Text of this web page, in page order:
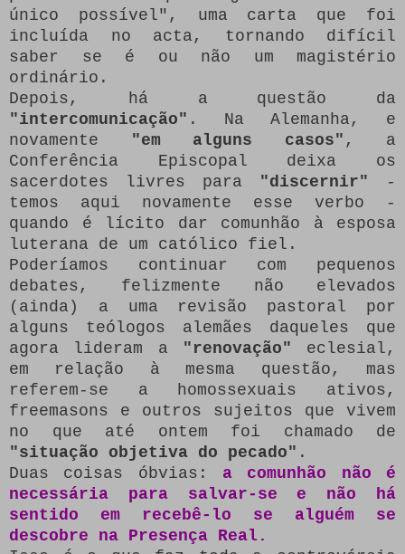
único possível", uma carta que foi
incluída no acta, tornando difícil
saber se é ou não um magistério
ordinário.
Depois, há a questão da
"intercomunicação" .
Na Alemanha, e
novamente
"em alguns casos" , a
Conferência Episcopal deixa os
sacerdotes livres para "discernir" -
temos aqui novamente esse verbo -
quando é lícito dar comunhão à esposa
luterana de um católico fiel.
Poderíamos continuar com pequenos
debates, felizmente não elevados
(ainda) a uma revisão pastoral por
alguns teólogos alemães daqueles que
agora lideram a
"renovação" eclesial,
em relação à mesma questão, mas
referem-se a homossexuais ativos,
freemasons e outros sujeitos que vivem
no que até ontem foi chamado de
"situação objetiva do pecado" .
Duas coisas óbvias: a comunhão não é
necessária para salvar-se e não há
sentido em recebê-lo se alguém se
descobre na Presença Real.